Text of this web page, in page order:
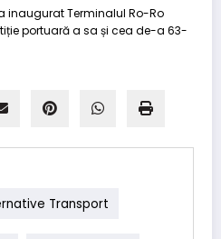
Transport